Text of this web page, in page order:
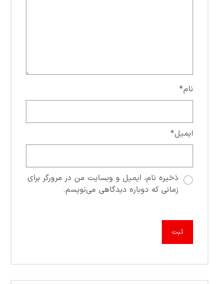
نام*
ایمیل*
ذخیره نام، ایمیل و وبسایت من در مرورگر برای
زمانی که دوباره دیدگاهی می‌نویسم.